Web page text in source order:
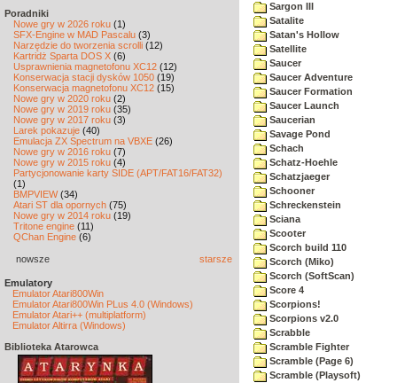
Poradniki
Nowe gry w 2026 roku (1)
SFX-Engine w MAD Pascalu (3)
Narzędzie do tworzenia scrolli (12)
Kartridż Sparta DOS X (6)
Usprawnienia magnetofonu XC12 (12)
Konserwacja stacji dysków 1050 (19)
Konserwacja magnetofonu XC12 (15)
Nowe gry w 2020 roku (2)
Nowe gry w 2019 roku (35)
Nowe gry w 2017 roku (3)
Larek pokazuje (40)
Emulacja ZX Spectrum na VBXE (26)
Nowe gry w 2016 roku (7)
Nowe gry w 2015 roku (4)
Partycjonowanie karty SIDE (APT/FAT16/FAT32)
(1)
BMPVIEW(34)
Atari ST dla opornych (75)
Nowe gry w 2014 roku (19)
Tritone engine (11)
QChan Engine (6)
nowsze starsze
Emulatory
Emulator Atari800Win
Emulator Atari800Win PLus 4.0 (Windows)
Emulator Atari++ (multiplatform)
Emulator Altirra (Windows)
Biblioteka Atarowca
Sargon III
Satalite
Satan's Hollow
Satellite
Saucer
Saucer Adventure
Saucer Formation
Saucer Launch
Saucerian
Savage Pond
Schach
Schatz-Hoehle
Schatzjaeger
Schooner
Schreckenstein
Sciana
Scooter
Scorch build 110
Scorch (Miko)
Scorch (SoftScan)
Score 4
Scorpions!
Scorpions v2.0
Scrabble
Scramble Fighter
Scramble (Page 6)
Scramble (Playsoft)